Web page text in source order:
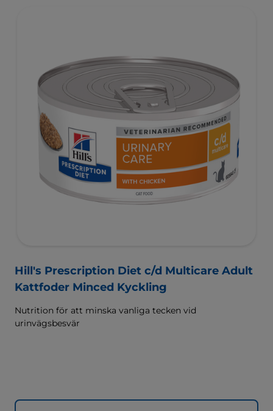
Hill's Prescription Diet c/d Multicare Adult
Kattfoder Minced Kyckling
Nutrition för att minska vanliga tecken vid
urinvägsbesvär